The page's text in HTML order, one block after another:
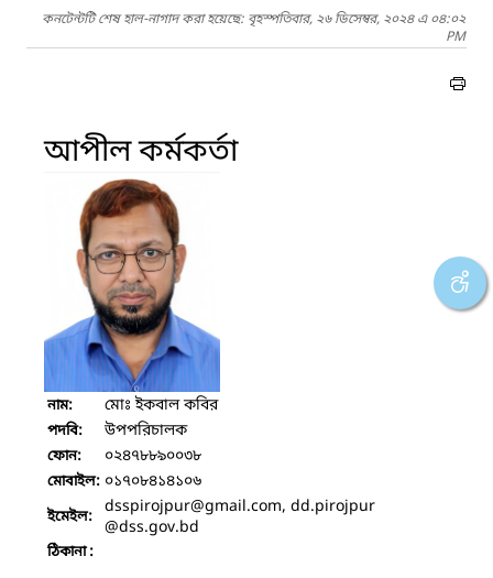
কনটেন্টটি শেষ হাল-নাগাদ করা হয়েছে: বৃহস্পতিবার, ২৬ ডিসেম্বর, ২০২৪ এ ০৪:০২
PM
আপীল কর্মকর্তা
নাম: মোঃ ইকবাল কবির
পদবি: উপপরিচালক
ফোন: ০২৪৭৮৮৯০০৩৮
মোবাইল: ০১৭০৮৪১৪১০৬
ইমেইল: dsspirojpur@gmail.com, dd.pirojpur
@dss.gov.bd
ঠিকানা :